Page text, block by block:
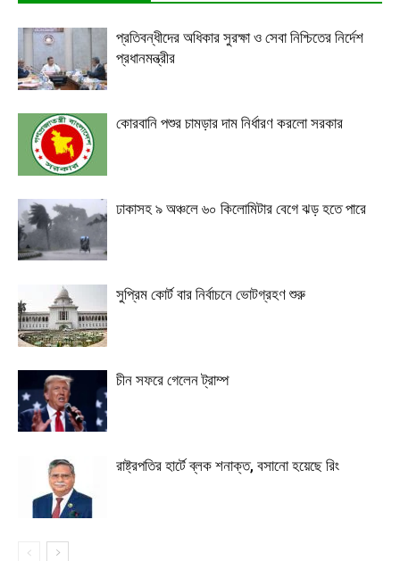
প্রতিবন্ধীদের অধিকার সুরক্ষা ও সেবা নিশ্চিতের নির্দেশ
প্রধানমন্ত্রীর
কোরবানি পশুর চামড়ার দাম নির্ধারণ করলো সরকার
ঢাকাসহ ৯ অঞ্চলে ৬০ কিলোমিটার বেগে ঝড় হতে পারে
সুপ্রিম কোর্ট বার নির্বাচনে ভোটগ্রহণ শুরু
চীন সফরে গেলেন ট্রাম্প
রাষ্ট্রপতির হার্টে ব্লক শনাক্ত, বসানো হয়েছে রিং